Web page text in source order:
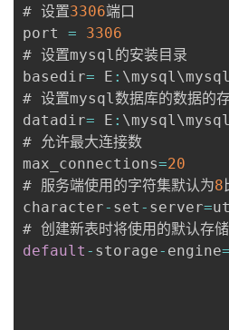
程
认
证
的
实
验
我
的
收
藏
支
持
声
建
议
# 设置3306端口
port =
3306
# 设置mysql的安装目录
basedir= E : \mysql\mysql
# 设置mysql数据库的数据的
datadir= E : \mysql\mysql
# 允许最大连接数
max_connections=20
# 服务端使用的字符集默认为8
character- set - server=
default - storage- engine=